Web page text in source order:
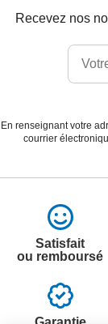
Recevez nos
En renseignant votre
courrier
Satisfait
ou remboursé